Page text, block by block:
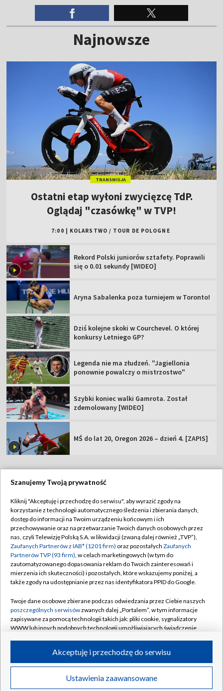
Transmisje Wideo
Najnowsze
TRANSMISJA
Ostatni etap wyłoni zwycięzcę TdP.
Oglądaj "czasówkę" w TVP!
7:00 KOLARSTWO / TOUR DE POLOGNE
Rekord Polski juniorów sztafety. Poprawili
się o 0.01 sekundy [WIDEO]
Aryna Sabalenka poza turniejem w Toronto!
Dziś kolejne skoki w Courchevel. O której
konkursy Letniego GP?
Legenda nie ma złudzeń. "Jagiellonia
ponownie powalczy o mistrzostwo"
Szybki koniec walki Gamrota. Został
zdemolowany [WIDEO]
MŚ do lat 20, Oregon 2026 – dzień 4. [ZAPIS]
Abonament TVP
Sklep TVP
Biuro Reklamy
Oferta Handlowa
Telegazeta ogłoszenia
Rada Programowa
Ogłoszenia przetargowe
Akademia Telewizyjna
Informacje o nadawcy
System NOS
Regulamin TVP
Polityka prywatności
Moje zgody
Biuro reklamy
Kontakt
Kanały
©2026 Telewizja Polska Spółka Akcyjna w likwidacji
Szanujemy Twoją prywatność
Kliknij "Akceptuję i przechodzę do serwisu", aby wyrazić zgody na
korzystanie z technologii automatycznego śledzenia i zbierania danych,
dostęp do informacji na Twoim urządzeniu końcowym i ich
przechowywanie oraz na przetwarzanie Twoich danych osobowych przez
nas, czyli Telewizję Polską S.A. w likwidacji (zwaną dalej również „TVP”),
Zaufanych Partnerów z IAB* (1201 firm) oraz pozostałych Zaufanych
Partnerów TVP (93 firm), w celach marketingowych (w tym do
zautomatyzowanego dopasowania reklam do Twoich zainteresowań i
mierzenia ich skuteczności) i pozostałych, które wskazujemy poniżej, a
także zgody na udostępnianie przez nas identyfikatora PPID do Google.
Twoje dane osobowe zbierane podczas odwiedzania przez Ciebie naszych
poszczególnych serwisówzwanych dalej „Portalem”, w tym informacje
zapisywane za pomocą technologii takich jak: pliki cookie, sygnalizatory
WWW lub innych podobnych technologii umożliwiających świadczenie
ruchu w Internecie.
Twoje dane osobowe zbierane podczas odwiedzania przez Ciebie
poszczególnych serwisówna Portalu, takie jak adresy IP, identyfikatory
Ustawienia zaawansowane
Akceptuję i przechodzę do serwisu